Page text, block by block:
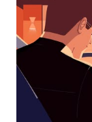
дату.
Чтобы
закрыть
календарь,
нажмите
Esc.